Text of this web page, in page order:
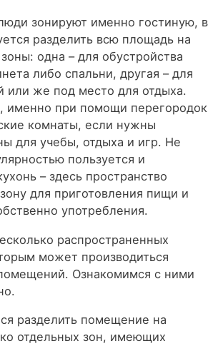
зонируют именно гостиную, в
разделить всю площадь на
одна – для обустройства
либо спальни, другая – для
или же под место для отдыха.
именно при помощи перегородок
комнаты, если нужны
для учебы, отдыха и игр. Не
пользуется и
– здесь пространство
для приготовления пищи и
употребления.
распространенных
может производиться
Ознакомимся с ними
разделить помещение на
отдельных зон, имеющих